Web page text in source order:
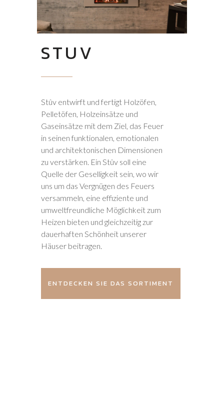
STUV
Stûv entwirft und fertigt Holzöfen,
Pelletöfen, Holzeinsätze und
Gaseinsätze mit dem Ziel, das Feuer
in seinen funktionalen, emotionalen
und architektonischen Dimensionen
zu verstärken. Ein Stûv soll eine
Quelle der Geselligkeit sein, wo wir
uns um das Vergnügen des Feuers
versammeln, eine effiziente und
umweltfreundliche Möglichkeit zum
Heizen bieten und gleichzeitig zur
dauerhaften Schönheit unserer
Häuser beitragen.
ENTDECKEN SIE DAS SORTIMENT